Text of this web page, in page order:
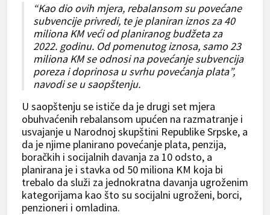
“Kao dio ovih mjera, rebalansom su povećane
subvencije privredi, te je planiran iznos za 40
miliona KM veći od planiranog budžeta za
2022. godinu. Od pomenutog iznosa, samo 23
miliona KM se odnosi na povećanje subvencija
poreza i doprinosa u svrhu povećanja plata”,
navodi se u saopštenju.
U saopštenju se ističe da je drugi set mjera
obuhvaćenih rebalansom upućen na razmatranje i
usvajanje u Narodnoj skupštini Republike Srpske, a
da je njime planirano povećanje plata, penzija,
boračkih i socijalnih davanja za 10 odsto, a
planirana je i stavka od 50 miliona KM koja bi
trebalo da služi za jednokratna davanja ugroženim
kategorijama kao što su socijalni ugroženi, borci,
penzioneri i omladina.